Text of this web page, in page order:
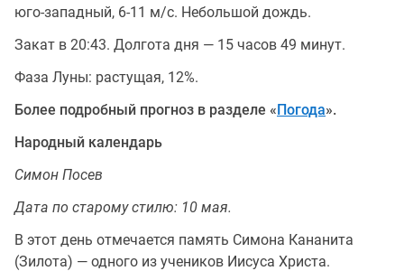
юго-западный, 6-11 м/с. Небольшой дождь.
Закат в 20:43. Долгота дня — 15 часов 49 минут.
Фаза Луны: растущая, 12%.
Более подробный прогноз в разделе «Погода».
Народный календарь
Симон Посев
Дата по старому стилю: 10 мая.
В этот день отмечается память Симона Кананита
(Зилота) — одного из учеников Иисуса Христа.